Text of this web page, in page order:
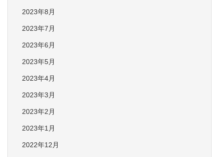
2023年8月
2023年7月
2023年6月
2023年5月
2023年4月
2023年3月
2023年2月
2023年1月
2022年12月